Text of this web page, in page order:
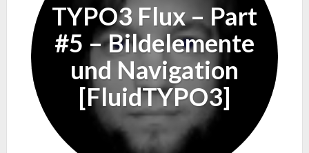
TYPO3 Flux – Part
#5 – Bildelemente
und Navigation
[FluidTYPO3]